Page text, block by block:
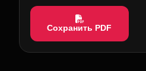
Сохранить PDF